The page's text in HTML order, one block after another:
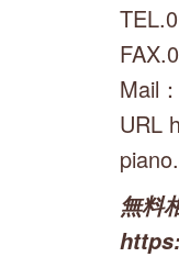
Mail
URL
無料